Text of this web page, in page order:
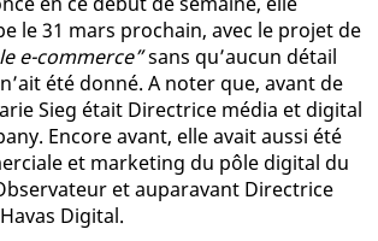
le 31 mars prochain, avec le projet de
e-commerce”sans qu’aucun détail
été donné. A noter que, avant de
Sieg était Directrice média et digital
Encore avant, elle avait aussi été
et marketing du pôle digital du
et auparavant Directrice
Digital.